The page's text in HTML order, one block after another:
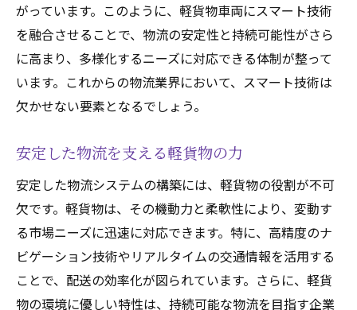
がっています。このように、軽貨物車両にスマート技術
を融合させることで、物流の安定性と持続可能性がさら
に高まり、多様化するニーズに対応できる体制が整って
います。これからの物流業界において、スマート技術は
欠かせない要素となるでしょう。
安定した物流を支える軽貨物の力
安定した物流システムの構築には、軽貨物の役割が不可
欠です。軽貨物は、その機動力と柔軟性により、変動す
る市場ニーズに迅速に対応できます。特に、高精度のナ
ビゲーション技術やリアルタイムの交通情報を活用する
ことで、配送の効率化が図られています。さらに、軽貨
物の環境に優しい特性は、持続可能な物流を目指す企業